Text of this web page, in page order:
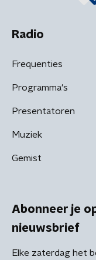
Radio
Frequenties
Programma's
Presentatoren
Muziek
Gemist
Abonneer je
nieuwsbrief
Elke zaterdag het